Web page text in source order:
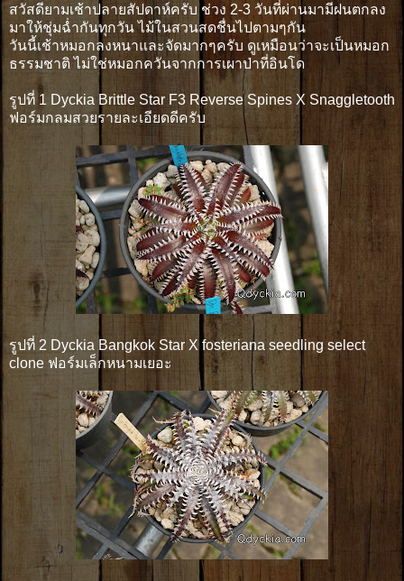
สวัสดียามเช้าปลายสัปดาห์ครับ ช่วง 2-3 วันที่ผ่านมามีฝนตกลง
มาให้ชุ่มฉ่ำกันทุกวัน ไม้ในสวนสดชื่นไปตามๆกัน
วันนี้เช้าหมอกลงหนาและจัดมากๆครับ ดูเหมือนว่าจะเป็นหมอก
ธรรมชาติ ไม่ใช่หมอกควันจากการเผาป่าที่อินโด
รูปที่ 1 Dyckia Brittle Star F3 Reverse Spines X Snaggletooth
ฟอร์มกลมสวยรายละเอียดดีครับ
รูปที่ 2 Dyckia Bangkok Star X fosteriana seedling select
clone ฟอร์มเล็กหนามเยอะ